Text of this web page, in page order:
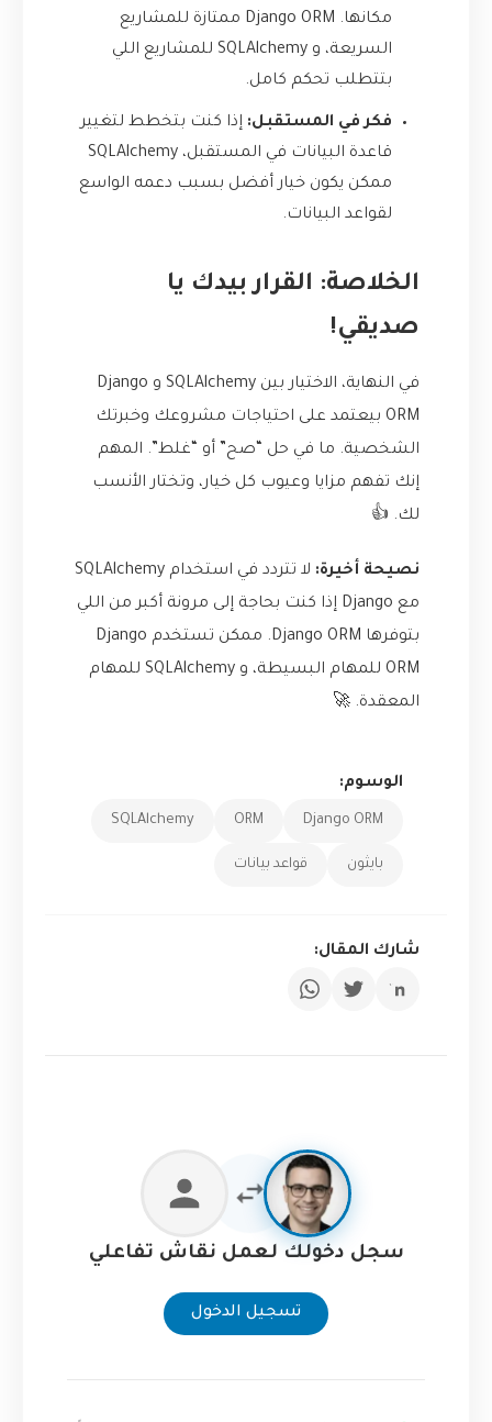
مكانها. Django ORM ممتازة للمشاريع
السريعة، و SQLAlchemy للمشاريع اللي
بتتطلب تحكم كامل.
فكر في المستقبل: إذا كنت بتخطط لتغيير
قاعدة البيانات في المستقبل، SQLAlchemy
ممكن يكون خيار أفضل بسبب دعمه الواسع
لقواعد البيانات.
الخلاصة: القرار بيدك يا
صديقي!
في النهاية، الاختيار بين SQLAlchemy و Django
ORM بيعتمد على احتياجات مشروعك وخبرتك
الشخصية. ما في حل “صح” أو “غلط”. المهم
إنك تفهم مزايا وعيوب كل خيار، وتختار الأنسب
لك. 👍
نصيحة أخيرة:
لا تتردد في استخدام SQLAlchemy
مع Django إذا كنت بحاجة إلى مرونة أكبر من اللي
بتوفرها Django ORM. ممكن تستخدم Django
ORM للمهام البسيطة، و SQLAlchemy للمهام
المعقدة. 🚀
الوسوم:
Django ORM
ORM
SQLAlchemy
بايثون قواعد بيانات
شارك المقال:
سجل دخولك لعمل نقاش تفاعلي
تسجيل الدخول